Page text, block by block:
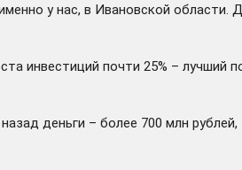
у нас, в Ивановской
инвестиций почти 25% – лучший
деньги – более 700 млн